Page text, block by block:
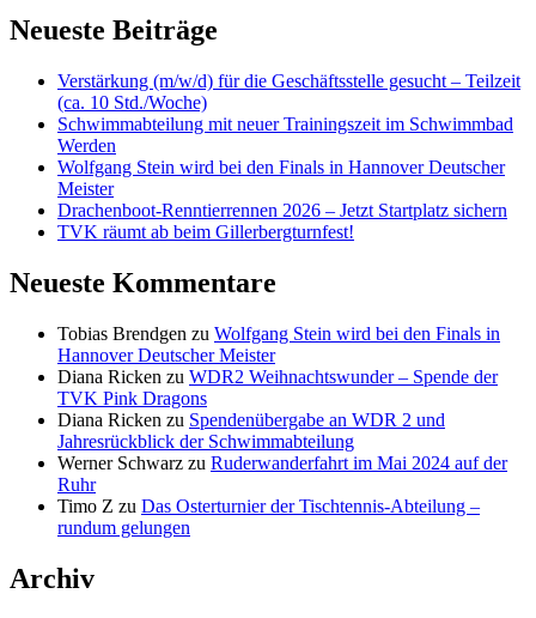
Neueste Beiträge
Verstärkung (m/w/d) für die Geschäftsstelle gesucht – Teilzeit
(ca. 10 Std./Woche)
Schwimmabteilung mit neuer Trainingszeit im Schwimmbad
Werden
Wolfgang Stein wird bei den Finals in Hannover Deutscher
Meister
Drachenboot-Renntierrennen 2026 – Jetzt Startplatz sichern
TVK räumt ab beim Gillerbergturnfest!
Neueste Kommentare
Tobias Brendgen zu Wolfgang Stein wird bei den Finals in
Hannover Deutscher Meister
Diana Ricken zu WDR2 Weihnachtswunder – Spende der
TVK Pink Dragons
Diana Ricken zu Spendenübergabe an WDR 2 und
Jahresrückblick der Schwimmabteilung
Werner Schwarz zu Ruderwanderfahrt im Mai 2024 auf der
Ruhr
Timo Z zu Das Osterturnier der Tischtennis-Abteilung –
rundum gelungen
Archiv